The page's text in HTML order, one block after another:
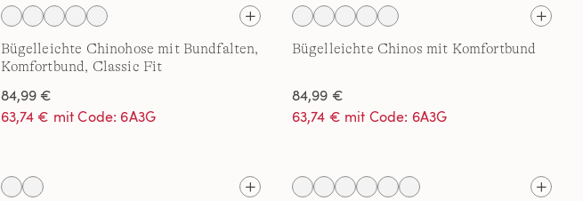
Bügelleichte Chinohose mit Bundfalten,
Komfortbund, Classic Fit
84,99 €
63,74 € mit Code: 6A3G
Bügelleichte Chinos mit Komfortbund
84,99 €
63,74 € mit Code: 6A3G